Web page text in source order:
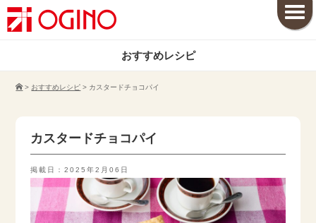
おすすめレシピ
> おすすめレシピ > カスタードチョコパイ
カスタードチョコパイ
掲載日：2025年2月06日